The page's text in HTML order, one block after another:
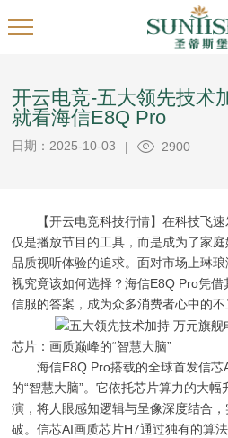
开云电竞-五大领先技术
就看海信E8Q Pro
日期：2025-10-03 | 2900
【开云电竞科技行情】在科技飞速
仅是播放节目的工具，而是成为了家
品质视听体验的追求。面对市场上琳
视究竟该如何选择？海信E8Q Pro凭
信服的答案，成为众多消费者心中的不
芯片：画质巅峰的“智慧大脑”
海信E8Q Pro搭载的全球首发信芯
的“智慧大脑”。它依托芯片算力的大
演，将人眼感知逻辑与呈像深度结合
破。信芯AI画质芯片H7通过独有的算